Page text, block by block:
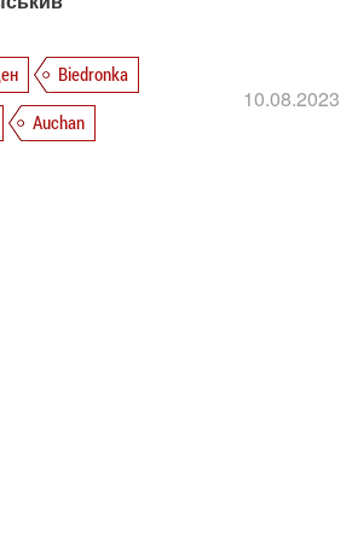
Biedronka
Auchan
10.08.2023